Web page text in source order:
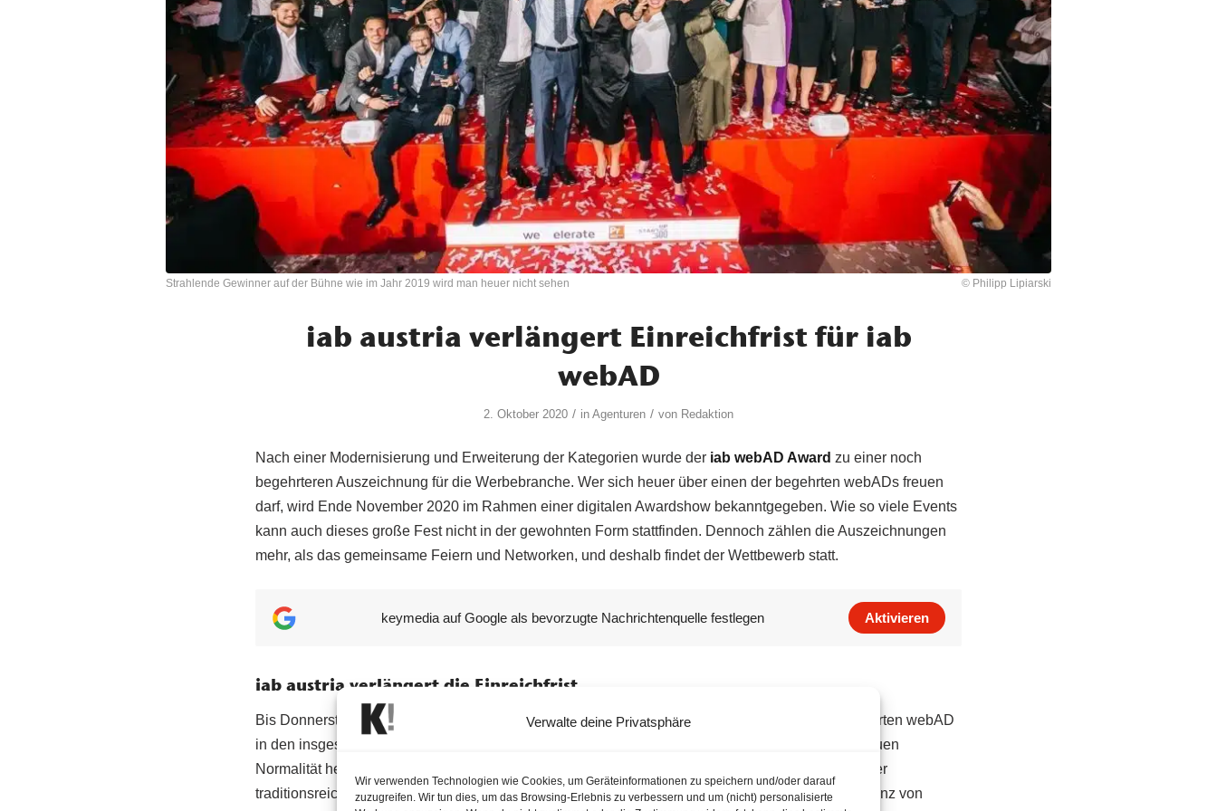
Verwalte deine Privatsphäre
Wir verwenden Technologien wie Cookies, um Geräteinformationen zu speichern und/oder darauf
zuzugreifen. Wir tun dies, um das Browsing-Erlebnis zu verbessern und um (nicht) personalisierte
Strahlende Gewinner auf der Bühne wie im Jahr 2019 wird man heuer nicht sehen © Philipp Lipiarski
iab austria verlängert Einreichfrist für iab
webAD
2. Oktober 2020 / in Agenturen / von Redaktion
Nach einer Modernisierung und Erweiterung der Kategorien wurde der iab webAD Award zu einer noch
begehrteren Auszeichnung für die Werbebranche. Wer sich heuer über einen der begehrten webADs freuen
darf, wird Ende November 2020 im Rahmen einer digitalen Awardshow bekanntgegeben. Wie so viele Events
kann auch dieses große Fest nicht in der gewohnten Form stattfinden. Dennoch zählen die Auszeichnungen
mehr, als das gemeinsame Feiern und Networken, und deshalb findet der Wettbewerb statt.
keymedia auf Google als bevorzugte Nachrichtenquelle festlegen Aktivieren
iab austria verlängert die Einreichfrist
Bis Donnerstag, den 7. Oktober 2020, können Arbeiten noch eingereicht werden, um einen begehrten webAD
in den insgesamt 17 Kategorien zu ergattern. Der Digitalisierungsschub hat im ersten Jahr der neuen
Normalität herausragende Arbeiten hervorgebracht. Mit der Neuausrichtung der Kategorien legt der
traditionsreiche Award der Digtialwirtschaft ab diesem Jahr den Fokus auf die Leistung und Effizienz von